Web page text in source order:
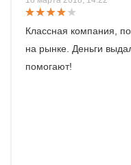
Классная компания,
на рынке. Деньги
помогают!